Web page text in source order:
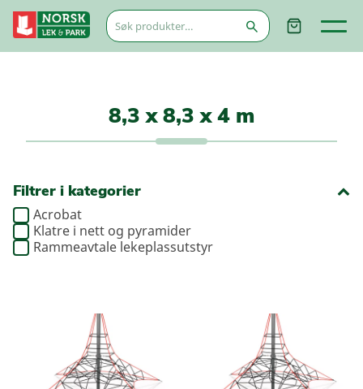
Søk
etter:
8,3 x 8,3 x 4 m
Filtrer i kategorier
Acrobat
Klatre i nett og pyramider
Rammeavtale lekeplassutstyr